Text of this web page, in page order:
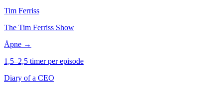
Tim Ferriss
The Tim Ferriss Show
Åpne →
1,5–2,5 timer per episode
Diary of a CEO